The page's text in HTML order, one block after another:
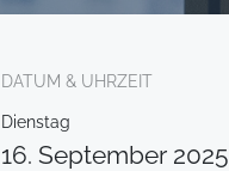
DATUM & UHRZEIT
Dienstag
16. September 2025